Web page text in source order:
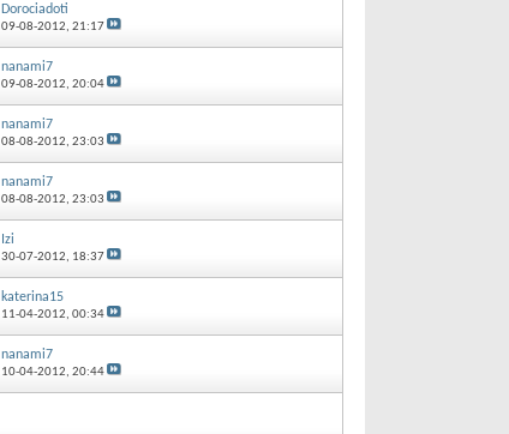
Dorociadoti
09-08-2012, 21:17
nanami7
09-08-2012, 20:04
nanami7
08-08-2012, 23:03
nanami7
08-08-2012, 23:03
Izi
30-07-2012, 18:37
katerina15
11-04-2012, 00:34
nanami7
10-04-2012, 20:44